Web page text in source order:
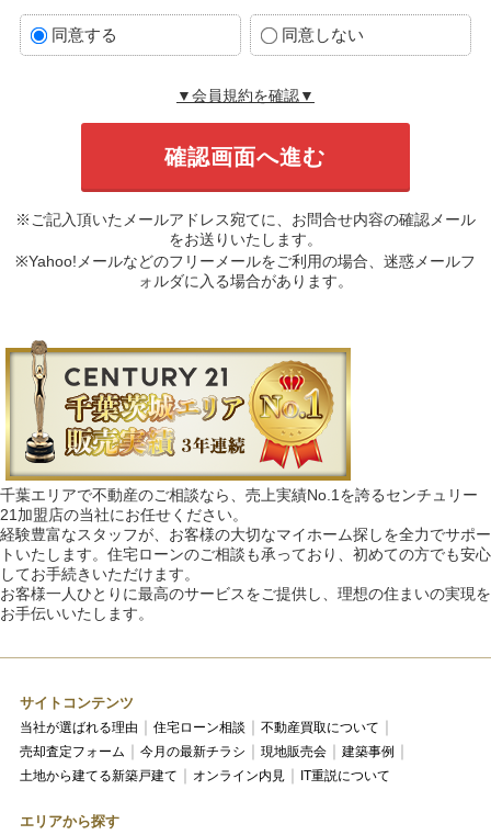
同意する 同意しない
▼会員規約を確認▼
※ご記入頂いたメールアドレス宛てに、お問合せ内容の確認メール
をお送りいたします。
※Yahoo!メールなどのフリーメールをご利用の場合、迷惑メールフ
ォルダに入る場合があります。
千葉エリアで不動産のご相談なら、売上実績No.1を誇るセンチュリー
21加盟店の当社にお任せください。
経験豊富なスタッフが、お客様の大切なマイホーム探しを全力でサポー
トいたします。住宅ローンのご相談も承っており、初めての方でも安心
してお手続きいただけます。
お客様一人ひとりに最高のサービスをご提供し、理想の住まいの実現を
お手伝いいたします。
サイトコンテンツ
当社が選ばれる理由 住宅ローン相談
不動産買取について
売却査定フォーム
今月の最新チラシ 現地販売会
建築事例
土地から建てる新築戸建て
オンライン内見 IT重説について
エリアから探す